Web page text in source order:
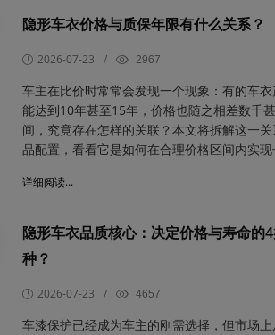
隐形车衣价格与质保年限有什么关系？
2026-07-23 / 2967
车主在比价时常常会发现一个现象：有的车
能达到10年甚至15年，价格也随之相差数千
间，究竟存在怎样的关联？本文将拆解这一
品配置，看看它是如何在合理价格区间内实现
详细阅读...
隐形车衣品质核心：决定价格与寿命的
种？
2026-07-23 / 4657
车漆保护已经成为车主的刚需选择，但市场